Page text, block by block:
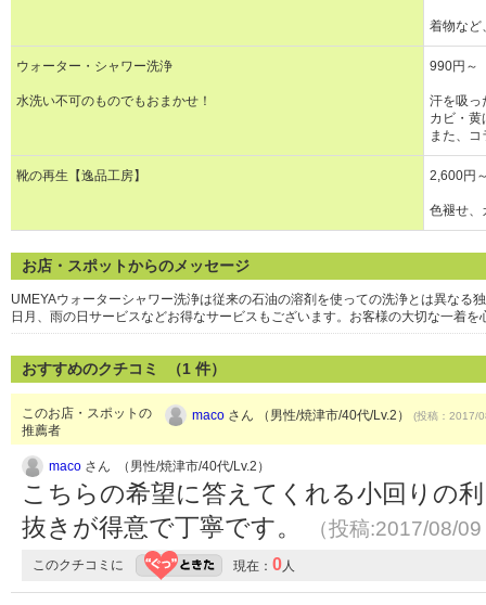
着物など
ウォーター・シャワー洗浄
水洗い不可のものでもおまかせ！
990円～
汗を吸っ
カビ・黄
また、
靴の再生【逸品工房】 2,600円
色褪せ、
お店・スポットからのメッセージ
UMEYAウォーターシャワー洗浄は従来の石油の溶剤を使っての洗浄とは異なる
日月、雨の日サービスなどお得なサービスもございます。お客様の大切な一着
おすすめのクチコミ （1 件）
このお店・スポットの
推薦者
maco さん （男性/焼津市/40代/Lv.2） (投稿：2017/
maco さん （男性/焼津市/40代/Lv.2）
こちらの希望に答えてくれる小回りの
抜きが得意で丁寧です。
（投稿:2017/08/
このクチコミに 現在： 0人